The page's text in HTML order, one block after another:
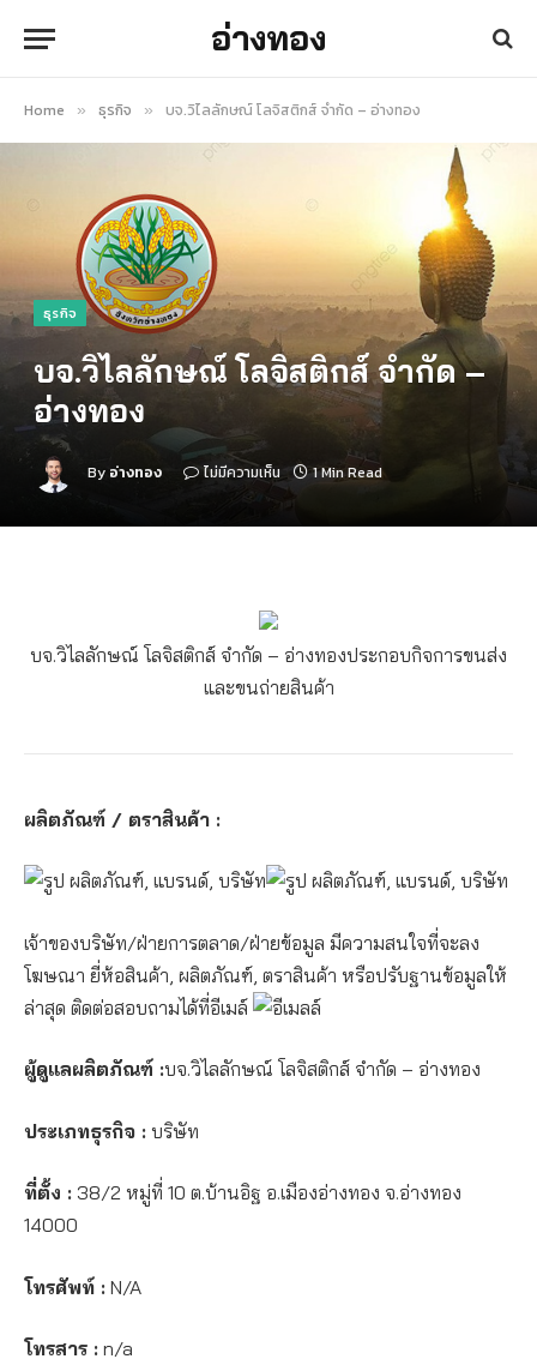
อ่างทอง
Home » ธุรกิจ » บจ.วิไลลักษณ์ โลจิสติกส์ จำกัด – อ่างทอง
ธุรกิจ
บจ.วิไลลักษณ์ โลจิสติกส์ จำกัด –
อ่างทอง
By อ่างทอง ไม่มีความเห็น 1 Min Read
บจ.วิไลลักษณ์ โลจิสติกส์ จำกัด – อ่างทองประกอบกิจการขนส่ง
และขนถ่ายสินค้า
ผลิตภัณฑ์ / ตราสินค้า :
เจ้าของบริษัท/ฝ่ายการตลาด/ฝ่ายข้อมูล มีความสนใจที่จะลง
โฆษณา ยี่ห้อสินค้า, ผลิตภัณฑ์, ตราสินค้า หรือปรับฐานข้อมูลให้
ล่าสุด ติดต่อสอบถามได้ที่อีเมล์
ผู้ดูแลผลิตภัณฑ์ :บจ.วิไลลักษณ์ โลจิสติกส์ จำกัด – อ่างทอง
ประเภทธุรกิจ : บริษัท
ที่ตั้ง : 38/2 หมู่ที่ 10 ต.บ้านอิฐ อ.เมืองอ่างทอง จ.อ่างทอง
14000
โทรศัพท์ : N/A
โทรสาร : n/a